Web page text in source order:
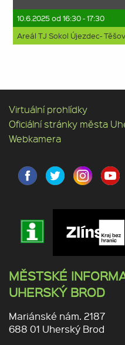
10.6.2025 od 16:30 - 17:30
Areál TJ Sokol Újezdec- Těšov
Virtuální prohlídky
Oficiální stránky města
Webkamera
MĚSTSKÉ
UHERSKÝ BROD
Mariánské nám. 2187
688 01 Uherský Brod